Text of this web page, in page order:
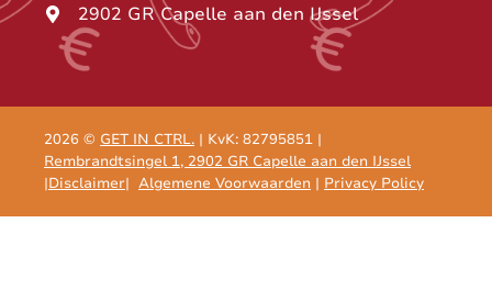
2902 GR Capelle aan den IJssel
2026 © GET IN CTRL. | KvK: 82795851 |
Rembrandtsingel 1, 2902 GR Capelle aan den IJssel
|Disclaimer| Algemene Voorwaarden | Privacy Policy